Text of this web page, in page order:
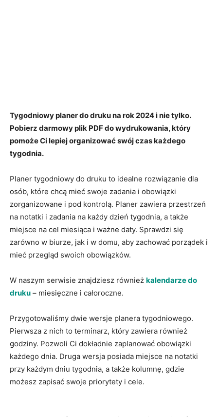
Tygodniowy planer do druku na rok 2024 i nie tylko.
Pobierz darmowy plik PDF do wydrukowania, który
pomoże Ci lepiej organizować swój czas każdego
tygodnia.
Planer tygodniowy do druku to idealne rozwiązanie dla
osób, które chcą mieć swoje zadania i obowiązki
zorganizowane i pod kontrolą. Planer zawiera przestrzeń
na notatki i zadania na każdy dzień tygodnia, a także
miejsce na cel miesiąca i ważne daty. Sprawdzi się
zarówno w biurze, jak i w domu, aby zachować porządek i
mieć przegląd swoich obowiązków.
W naszym serwisie znajdziesz również kalendarze do
druku – miesięczne i całoroczne.
Przygotowaliśmy dwie wersje planera tygodniowego.
Pierwsza z nich to terminarz, który zawiera również
godziny. Pozwoli Ci dokładnie zaplanować obowiązki
każdego dnia. Druga wersja posiada miejsce na notatki
przy każdym dniu tygodnia, a także kolumnę, gdzie
możesz zapisać swoje priorytety i cele.